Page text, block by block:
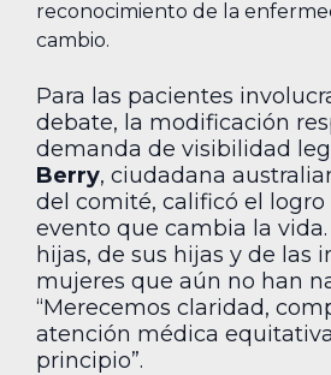
reconocimiento de la
cambio.
Para las pacientes
debate, la modificación
demanda de visibilidad
Berry, ciudadana
del comité, calificó el logro
evento que cambia la vida.
hijas, de sus hijas y de las
mujeres que aún no han
“Merecemos claridad,
atención médica
principio”.